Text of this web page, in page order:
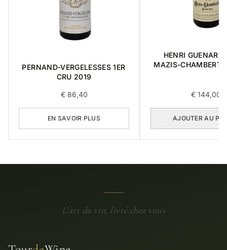
PERNAND-VERGELESSES 1ER
CRU 2019
€86,40
EN SAVOIR PLUS
HENRI GUENARD
MAZIS-
€144,00
AJOUTER AU
L'art du vin, livré chez vous